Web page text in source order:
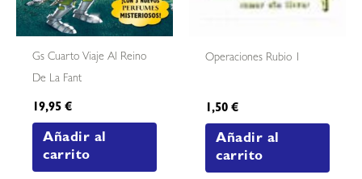
Gs Cuarto Viaje Al Reino
De La Fant
19,95€
Añadir al
carrito
Operaciones Rubio 1
1,50€
Añadir al
carrito